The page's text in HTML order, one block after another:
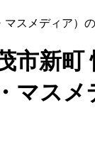
マスメディア）
市新町
マスメ